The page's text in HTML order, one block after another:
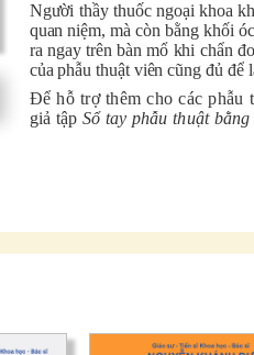
Người thầy thuốc ngoại khoa
quan niệm, mà còn bằng khối
ra ngay trên bàn mổ khi chẩn
của phẫu thuật viên cũng đủ để
Để hỗ trợ thêm cho các phẫu
giả tập Sổ tay phẫu thuật